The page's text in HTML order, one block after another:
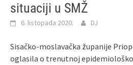
situaciji u SMŽ
6. listopada 2020. DJ
Sisačko-moslavačka županije
oglasila o trenutnoj